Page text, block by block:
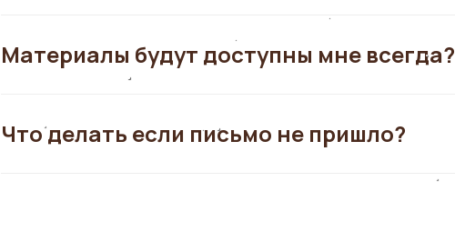
Материалы будут доступны мне всегда?
Что делать если письмо не пришло?